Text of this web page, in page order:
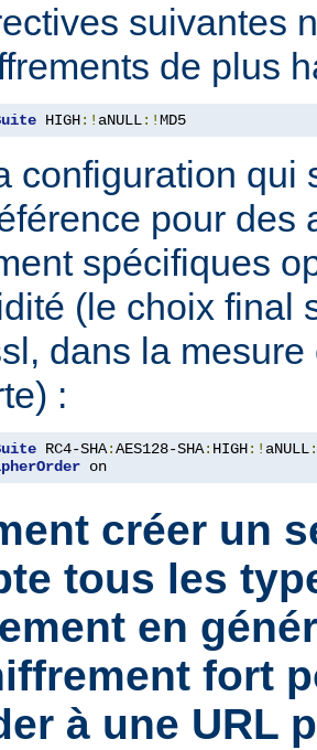
suivantes
de plus
HIGH:! aNULL:!MD5
configuration qui
pour des
spécifiques
(le choix final
dans la
:
RC4-SHA:AES128-SHA: HIGH:! aNULL
on
créer un
tous les
en
fort
à une URL